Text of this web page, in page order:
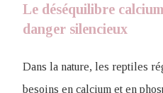
Le déséquilibre
danger silencieux
Dans la nature, les reptiles
besoins en calcium et en